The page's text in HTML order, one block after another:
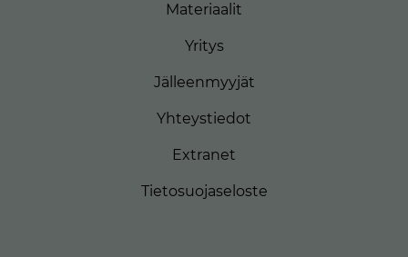
Materiaalit
Yritys
Jälleenmyyjät
Yhteystiedot
Extranet
Tietosuojaseloste